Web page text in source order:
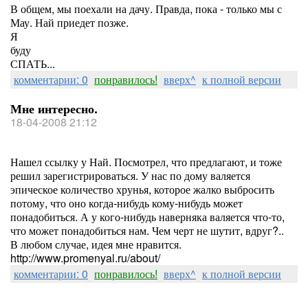
В общем, мы поехали на дачу. Правда, пока - только мы с
Мау. Най приедет позже.
Я
буду
СПАТЬ...
комментарии: 0 понравилось! вверх^ к полной версии
Мне интересно.
18-04-2008 21:12
Нашел ссылку у Най. Посмотрел, что предлагают, и тоже
решил зарегистрироваться. У нас по дому валяется
эпическое количество хрунья, которое жалко выбросить
потому, что оно когда-нибудь кому-нибудь может
понадобиться. А у кого-нибудь наверняка валяется что-то,
что может понадобиться нам. Чем черт не шутит, вдруг?..
В любом случае, идея мне нравится.
http://www.promenyal.ru/about/
комментарии: 0 понравилось! вверх^ к полной версии